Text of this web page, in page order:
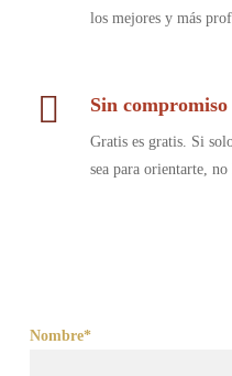
los mejores y más
Sin compromiso
Gratis es gratis. Si
sea para orientarte,
Nombre*